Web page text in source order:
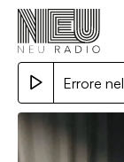
Errore